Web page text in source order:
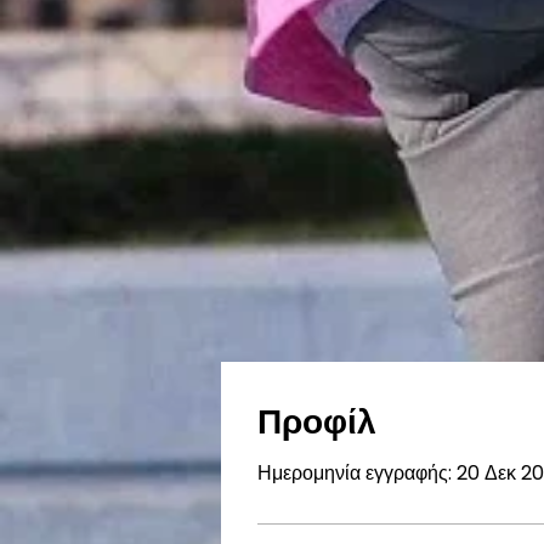
Προφίλ
Ημερομηνία εγγραφής: 20 Δεκ